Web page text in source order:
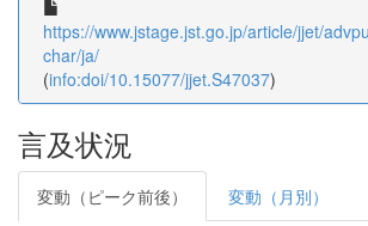
https://www.jstage.jst.go.jp/article/jjet/
char/ja/
(info:doi/10.15077/jjet.S47037)
言及状況
変動（ピーク前後） 変動（月別）